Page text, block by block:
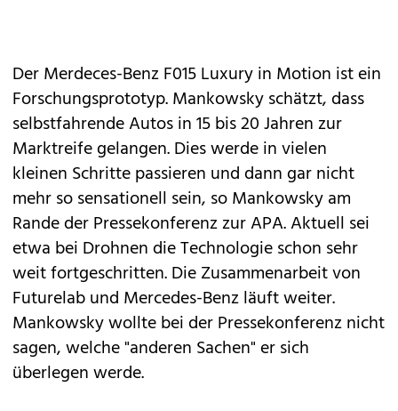
Der Merdeces-Benz F015 Luxury in Motion ist ein
Forschungsprototyp. Mankowsky schätzt, dass
selbstfahrende Autos in 15 bis 20 Jahren zur
Marktreife gelangen. Dies werde in vielen
kleinen Schritte passieren und dann gar nicht
mehr so sensationell sein, so Mankowsky am
Rande der Pressekonferenz zur APA. Aktuell sei
etwa bei Drohnen die Technologie schon sehr
weit fortgeschritten. Die Zusammenarbeit von
Futurelab und Mercedes-Benz läuft weiter.
Mankowsky wollte bei der Pressekonferenz nicht
sagen, welche "anderen Sachen" er sich
überlegen werde.